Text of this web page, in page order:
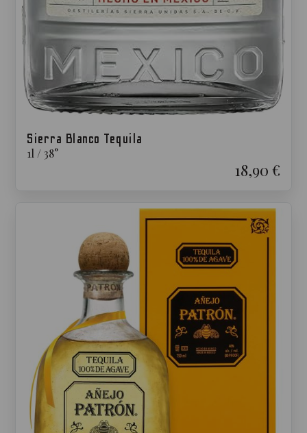
Sierra Blanco Tequila
1l / 38°
18,90 €